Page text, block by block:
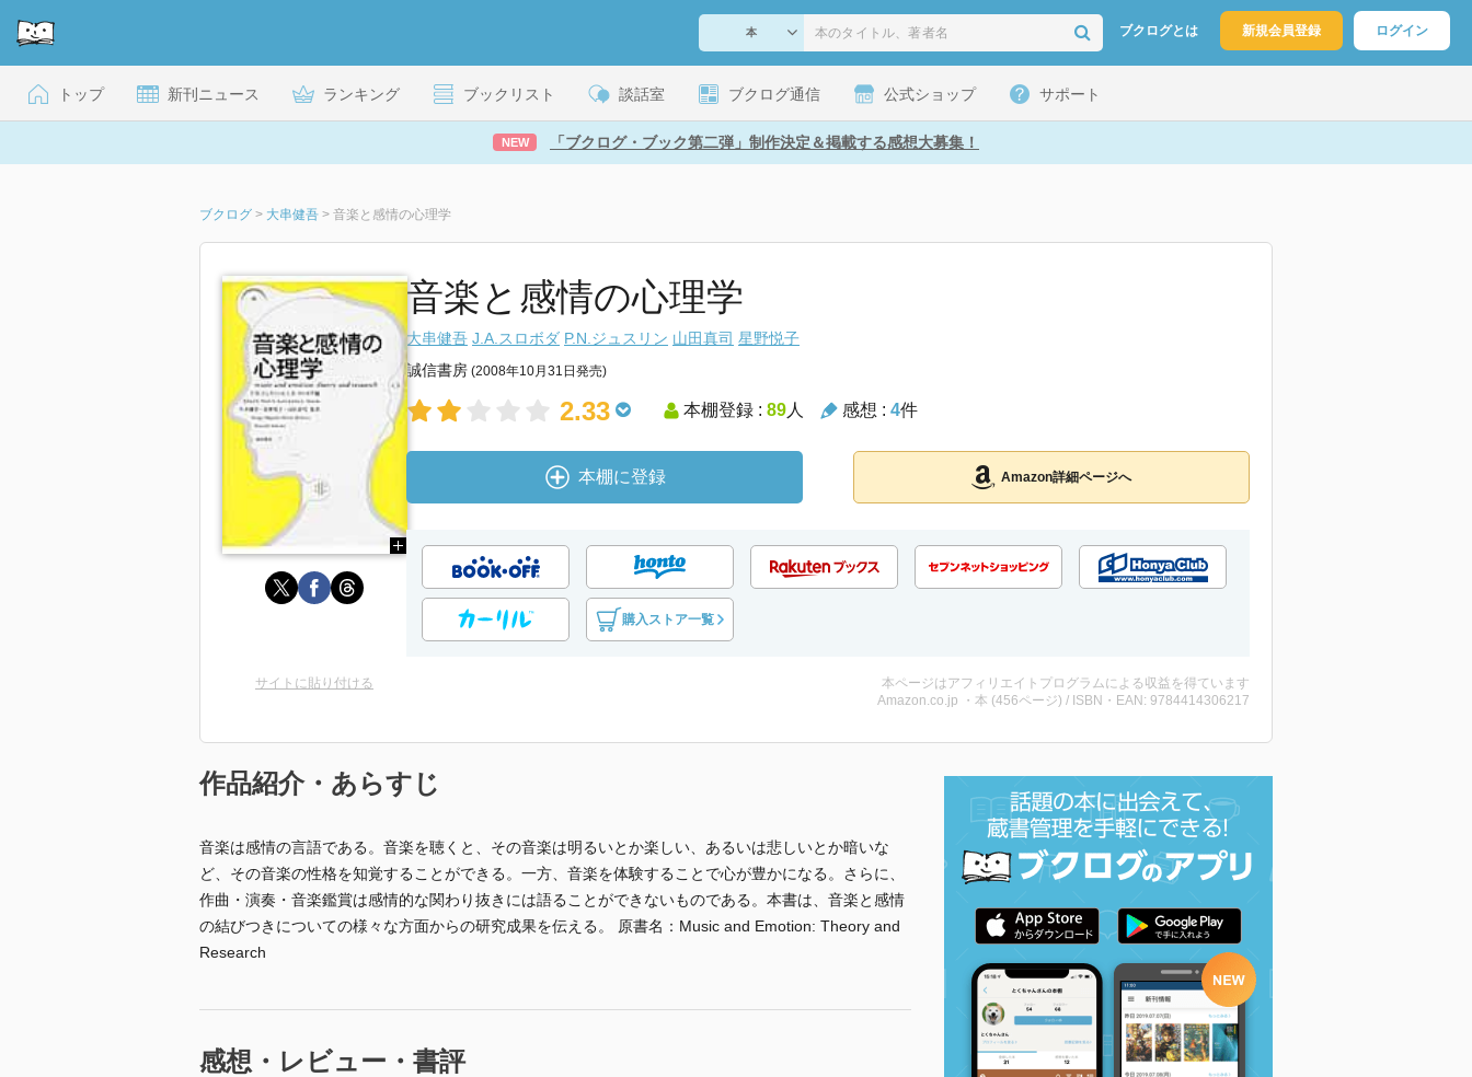
ブクログとは 新規会員登録 ログイン
トップ 新刊ニュース ランキング ブックリスト 談話室 ブクログ通信 公式ショップ サポート
NEW 「ブクログ・ブック第二弾」制作決定＆掲載する感想大募集！
ブクログ > 大串健吾 > 音楽と感情の心理学
音楽と感情の心理学
大串健吾 J.A.スロボダ P.N.ジュスリン 山田真司 星野悦子
誠信書房 (2008年10月31日発売)
2.33 本棚登録 : 89人 感想 : 4件
本棚に登録 Amazon詳細ページへ
購入ストア一覧
サイトに貼り付ける
本ページはアフィリエイトプログラムによる収益を得ています
Amazon.co.jp ・本 (456ページ) / ISBN・EAN: 9784414306217
作品紹介・あらすじ
音楽は感情の言語である。音楽を聴くと、その音楽は明るいとか楽しい、あるいは悲しいとか暗いな
ど、その音楽の性格を知覚することができる。一方、音楽を体験することで心が豊かになる。さらに、
作曲・演奏・音楽鑑賞は感情的な関わり抜きには語ることができないものである。本書は、音楽と感情
の結びつきについての様々な方面からの研究成果を伝える。 原書名：Music and Emotion: Theory and
Research
感想・レビュー・書評